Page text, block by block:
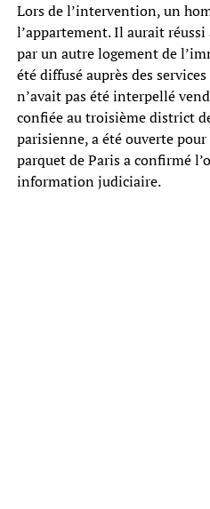
Lors de l’intervention, un
l’appartement. Il aurait réussi
par un autre logement de
été diffusé auprès des
n’avait pas été interpellé
confiée au troisième district
parisienne, a été ouverte
parquet de Paris a confirmé
information judiciaire.